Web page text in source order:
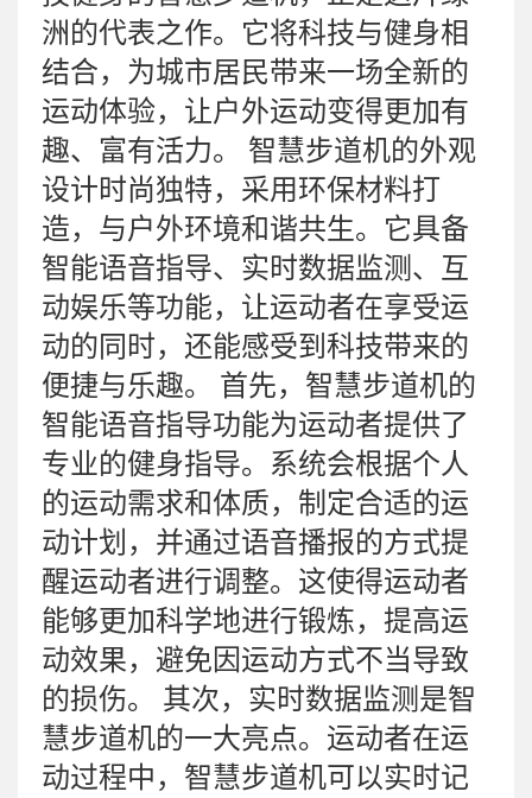
洲的代表之作。它将科技与健身相
结合，为城市居民带来一场全新的
运动体验，让户外运动变得更加有
趣、富有活力。 智慧步道机的外观
设计时尚独特，采用环保材料打
造，与户外环境和谐共生。它具备
智能语音指导、实时数据监测、互
动娱乐等功能，让运动者在享受运
动的同时，还能感受到科技带来的
便捷与乐趣。 首先，智慧步道机的
智能语音指导功能为运动者提供了
专业的健身指导。系统会根据个人
的运动需求和体质，制定合适的运
动计划，并通过语音播报的方式提
醒运动者进行调整。这使得运动者
能够更加科学地进行锻炼，提高运
动效果，避免因运动方式不当导致
的损伤。 其次，实时数据监测是智
慧步道机的一大亮点。运动者在运
动过程中，智慧步道机可以实时记